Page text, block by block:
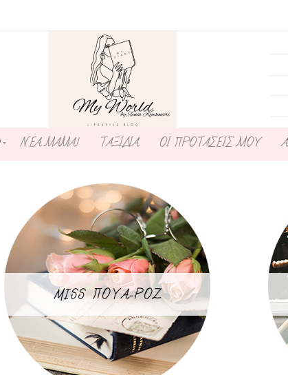
ΝΕΑ ΜΑΜΑ! ΤΑΞΙΔΙΑ ΟΙ ΠΡΟΤΑΣΕΙΣ ΜΟΥ
MISS ΠΟΥΑ-ΡΟΖ